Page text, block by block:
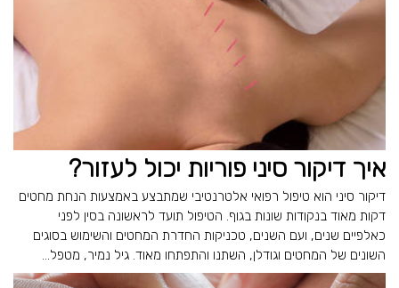
איך דיקור סיני פוריות יכול לעזור?
דיקור סיני הוא טיפול רפואי אלטרנטיבי שמתבצע באמצעות הנחת מחטים
דקות מאוד בנקודות שונות בגוף. הטיפול תועד לראשונה בסין לפני
כאלפיים שנים, ועם השנים, טכניקות החדרת המחטים והשימוש בסוגים
השונים של המחטים וגודלן, השתנו והתפתחו מאוד. גיל נמיר, מטפל...